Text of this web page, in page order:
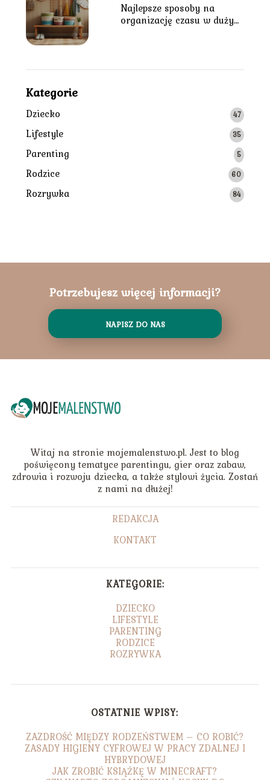
Najlepsze sposoby na
organizację czasu w dużym
Kategorie
Dziecko 47
Lifestyle 35
Parenting 5
Rodzice 60
Rozrywka 84
Potrzebujesz więcej informacji?
NAPISZ DO NAS
Witaj na stronie mojemalenstwo.pl. Jest to blog
poświęcony tematyce parentingu, gier oraz zabaw,
zdrowia i rozwoju dziecka, a także stylowi życia. Zostań
z nami na dłużej!
REDAKCJA
KONTAKT
KATEGORIE:
DZIECKO
LIFESTYLE
PARENTING
RODZICE
ROZRYWKA
OSTATNIE WPISY:
ZAZDROŚĆ MIĘDZY RODZEŃSTWEM – CO ROBIĆ?
ZASADY HIGIENY CYFROWEJ W PRACY ZDALNEJ I
HYBRYDOWEJ
JAK ZROBIĆ KSIĄŻKĘ W MINECRAFT?